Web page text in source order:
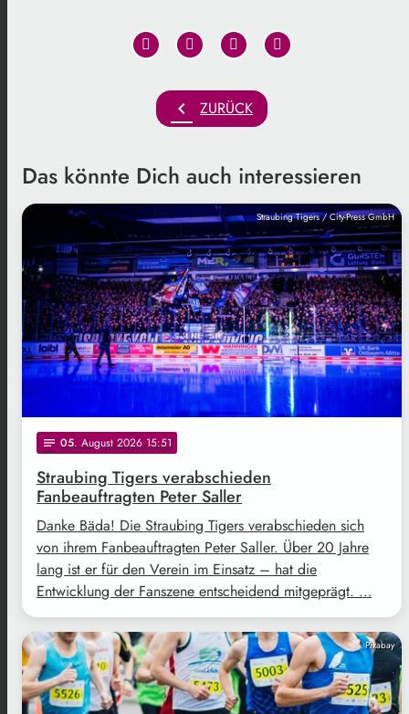
chevron_left ZURÜCK
Das könnte Dich auch interessieren
Straubing Tigers / City-Press GmbH
notes 05. August 2026 15:51
Straubing Tigers verabschieden
Fanbeauftragten Peter Saller
Danke Bäda! Die Straubing Tigers verabschieden sich
von ihrem Fanbeauftragten Peter Saller. Über 20 Jahre
lang ist er für den Verein im Einsatz – hat die
Entwicklung der Fanszene entscheidend mitgeprägt. …
Pixabay